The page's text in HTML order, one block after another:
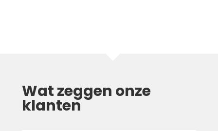
Wat zeggen onze
klanten